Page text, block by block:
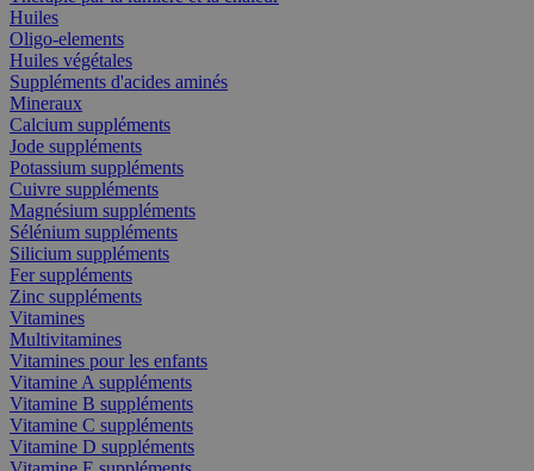
Huiles
Oligo-elements
Huiles végétales
Suppléments d'acides aminés
Mineraux
Calcium suppléments
Jode suppléments
Potassium suppléments
Cuivre suppléments
Magnésium suppléments
Sélénium suppléments
Silicium suppléments
Fer suppléments
Zinc suppléments
Vitamines
Multivitamines
Vitamines pour les enfants
Vitamine A suppléments
Vitamine B suppléments
Vitamine C suppléments
Vitamine D suppléments